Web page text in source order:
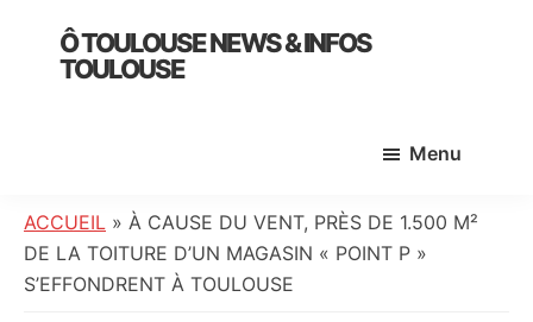
primary
Ô TOULOUSE NEWS & INFOS
TOULOUSE
:
info
locale,
Menu
ACCUEIL » À CAUSE DU VENT, PRÈS DE 1.500 M²
DE LA TOITURE D’UN MAGASIN « POINT P »
S’EFFONDRENT À TOULOUSE